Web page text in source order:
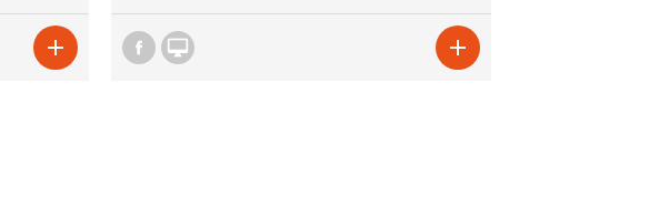
  